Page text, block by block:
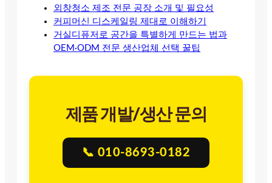
외창청소 제조 전문 공장 소개 및 필요성
커피머신 디스케일링 제대로 이해하기
거실디퓨저로 공간을 특별하게 만드는 법과
OEM·ODM 전문 생산업체 선택 꿀팁
제품 개발/생산 문의
📞 010-8693-0182